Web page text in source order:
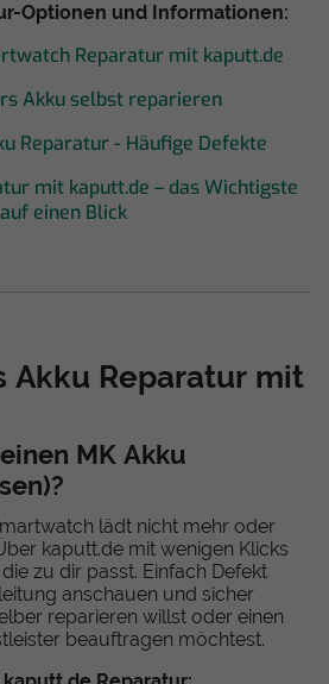
Optionen und Informationen:
Reparatur mit kaputt.de
Akku selbst reparieren
Reparatur - Häufige Defekte
mit kaputt.de – das Wichtigste
auf einen Blick
Akku Reparatur mit
MK Akku
lädt nicht mehr oder
kaputt.de mit wenigen Klicks
zu dir passt. Einfach Defekt
anschauen und sicher
reparieren willst oder einen
beauftragen möchtest.